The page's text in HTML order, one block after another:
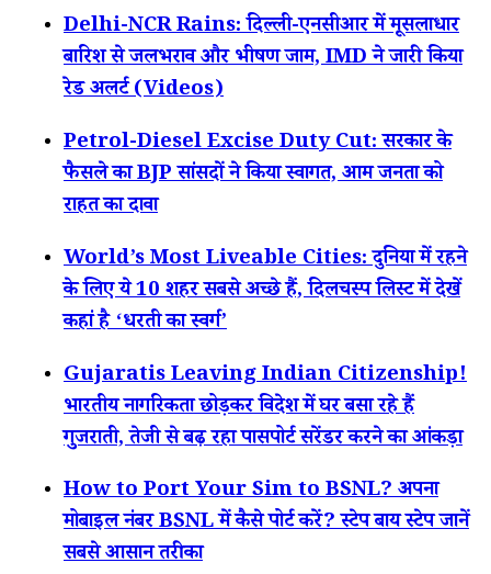
Delhi-NCR Rains: दिल्ली-एनसीआर में मूसलाधार
बारिश से जलभराव और भीषण जाम, IMD ने जारी किया
रेड अलर्ट (Videos)
Petrol-Diesel Excise Duty Cut: सरकार के
फैसले का BJP सांसदों ने किया स्वागत, आम जनता को
राहत का दावा
World’s Most Liveable Cities: दुनिया में रहने
के लिए ये 10 शहर सबसे अच्छे हैं, दिलचस्प लिस्ट में देखें
कहां है ‘धरती का स्वर्ग’
Gujaratis Leaving Indian Citizenship!
भारतीय नागरिकता छोड़कर विदेश में घर बसा रहे हैं
गुजराती, तेजी से बढ़ रहा पासपोर्ट सरेंडर करने का आंकड़ा
How to Port Your Sim to BSNL? अपना
मोबाइल नंबर BSNL में कैसे पोर्ट करें? स्टेप बाय स्टेप जानें
सबसे आसान तरीका